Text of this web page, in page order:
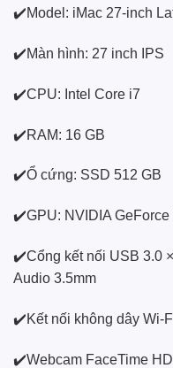
✔️Model: iMac 27-inch
✔️Màn hình: 27 inch IPS
✔️CPU: Intel Core i7
✔️RAM: 16 GB
✔️Ổ cứng: SSD 512 GB
✔️GPU: NVIDIA
✔️Cổng kết nối USB 3.0
Audio 3.5mm
✔️Kết nối không dây Wi-
✔️Webcam FaceTime HD